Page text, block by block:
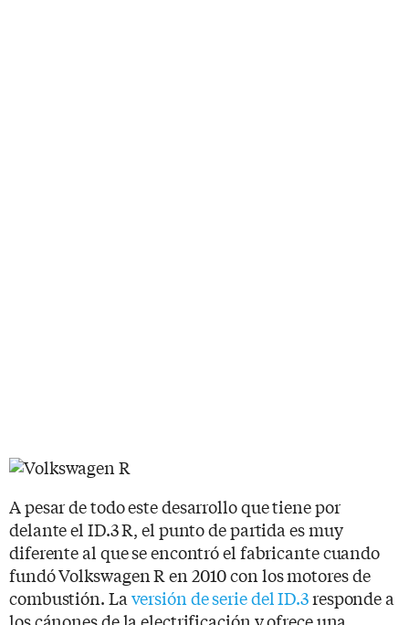
A pesar de todo este desarrollo que tiene por
delante el ID.3 R, el punto de partida es muy
diferente al que se encontró el fabricante cuando
fundó Volkswagen R en 2010 con los motores de
combustión. La versión de serie del ID.3responde a
los cánones de la electrificación y ofrece una